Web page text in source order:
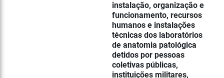
instalação, organização e
funcionamento, recursos
humanos e instalações
técnicas dos laboratórios
de anatomia patológica
detidos por pessoas
coletivas públicas,
instituições militares,